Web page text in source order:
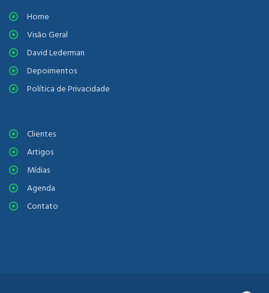
Home
Visão Geral
David Lederman
Depoimentos
Política de Privacidade
Clientes
Artigos
Mídias
Agenda
Contato